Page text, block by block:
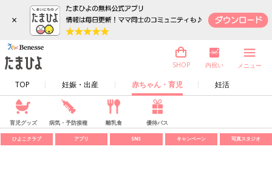
×
TOP 妊娠・出産 赤ちゃん・育児 妊活
SHOP 内祝い メニュー
育児グッズ 病気・予防接種 離乳食 優待パス
ひよこクラブ アプリ SNS キャンペーン 写真スタジオ